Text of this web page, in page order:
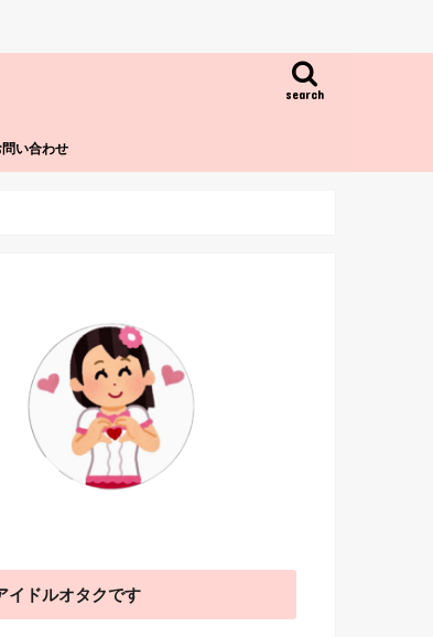
search
問い合わせ
イドルオタクです